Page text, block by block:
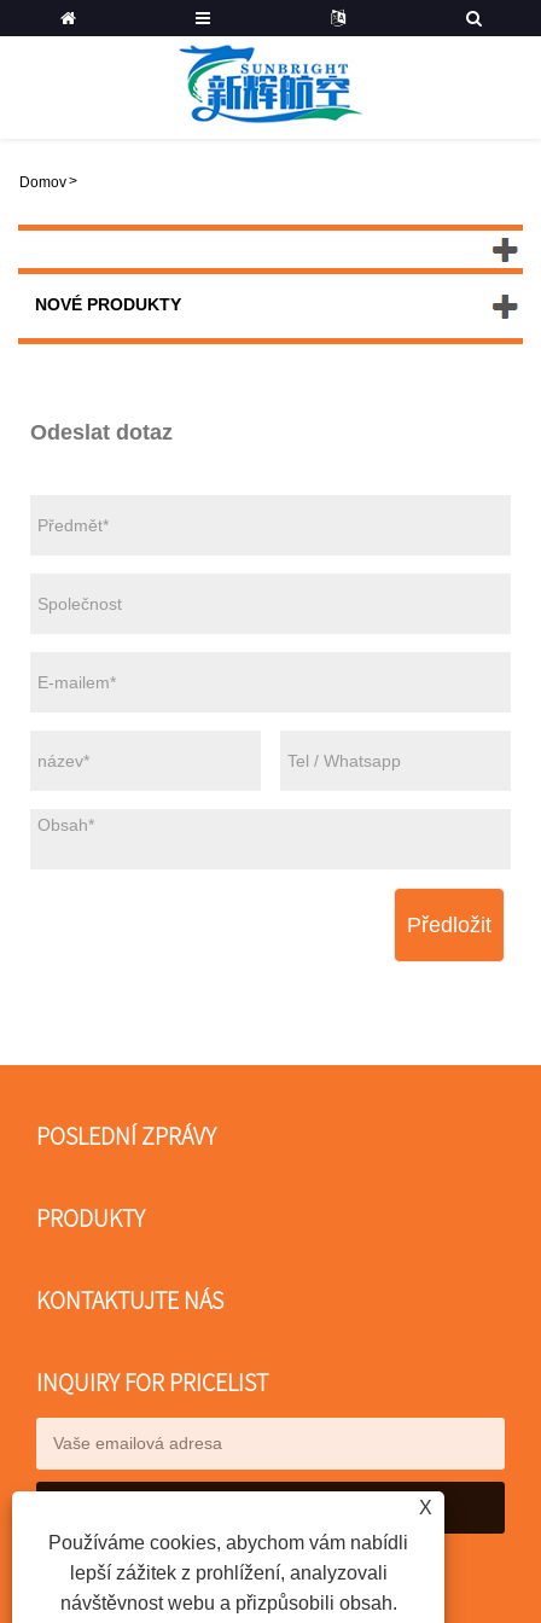
Domov>
NOVÉ PRODUKTY
Odeslat dotaz
Předložit
X
Používáme cookies, abychom vám nabídli
lepší zážitek z prohlížení, analyzovali
návštěvnost webu a přizpůsobili obsah.
POSLEDNÍ ZPRÁVY
PRODUKTY
KONTAKTUJTE NÁS
INQUIRY FOR PRICELIST